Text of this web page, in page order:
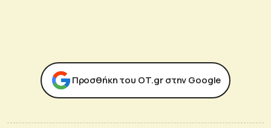
Προσθήκη του ΟΤ.gr στην Google